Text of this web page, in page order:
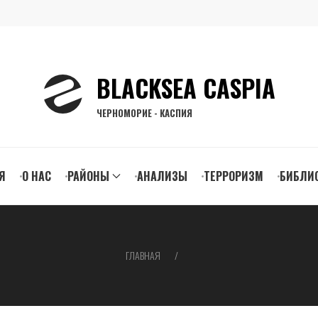
BLACKSEA CASPIA
ЧЕРНОМОРИЕ - КАСПИЯ
О НАС РАЙОНЫ АНАЛИЗЫ ТЕРРОРИЗМ
ГЛАВНАЯ